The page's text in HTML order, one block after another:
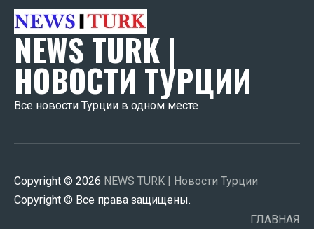
NEWS TURK |
НОВОСТИ ТУРЦИИ
Все новости Турции в одном месте
Copyright © 2026 NEWS TURK | Новости Турции
Copyright © Все права защищены.
ГЛАВНАЯ